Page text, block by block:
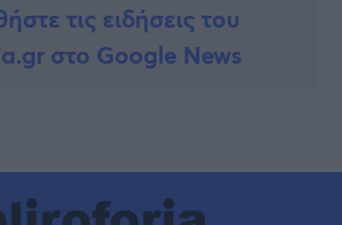
τις ειδήσεις του
στο Google News